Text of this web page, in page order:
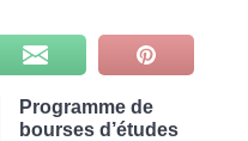
Programme de
bourses d’études